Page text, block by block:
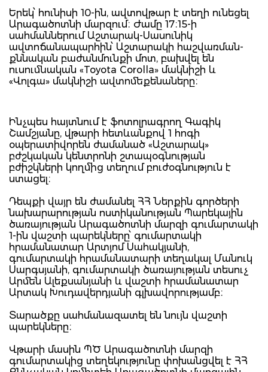
Երեկ՝ հունիսի 10-ին, ավտովթար է տեղի ունեցել
Արագածոտնի մարզում։ Ժամը 17։15-ի
սահմաններում Աշտարակ-Սասունիկ
ավտոճանապարհին՝ Աշտարակի հաշվառման-
քննական բաժանմունքի մոտ, բախվել են
ուսումնական «Toyota Corolla» մակնիշի և
«Վոլգա» մակնիշի ավտոմեքենաները։
Ինչպես հայտնում է ֆոտոլրագրող Գագիկ
Շամշյանը, վթարի հետևանքով 1 հոգի
օպերատիվորեն ժամանած «Աշտարակ»
բժշկական կենտրոնի շտապօգնության
բժիշկների կողմից տեղում բուժօգնություն է
ստացել։
Դեպքի վայր են ժամանել ՀՀ Ներքին գործերի
նախարարության ոստիկանության Պարեկային
ծառայության Արագածոտնի մարզի գումարտակի
1-ին վաշտի պարեկները՝ գումարտակի
հրամանատար Արտյոմ Սահակյանի,
գումարտակի հրամանատարի տեղակալ Մանուկ
Սարգսյանի, գումարտակի ծառայության տեսուչ
Արմեն Ալեքսանյանի և վաշտի հրամանատար
Արտակ Խուդավերդյանի գլխավորությամբ։
Տարածքը սահմանազատել են նույն վաշտի
պարեկները։
Վթարի մասին ՊԾ Արագածոտնի մարզի
գումարտակից տեղեկությունը փոխանցվել է ՀՀ